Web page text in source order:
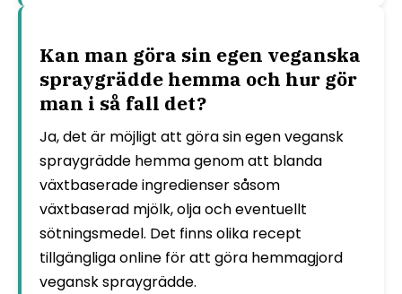
Kan man göra sin egen veganska
spraygrädde hemma och hur gör
man i så fall det?
Ja, det är möjligt att göra sin egen vegansk
spraygrädde hemma genom att blanda
växtbaserade ingredienser såsom
växtbaserad mjölk, olja och eventuellt
sötningsmedel. Det finns olika recept
tillgängliga online för att göra hemmagjord
vegansk spraygrädde.